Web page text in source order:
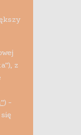
z
) -